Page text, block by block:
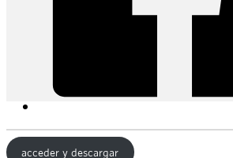
acceder y descargar